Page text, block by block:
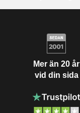
Mer än 20 år
vid din sida